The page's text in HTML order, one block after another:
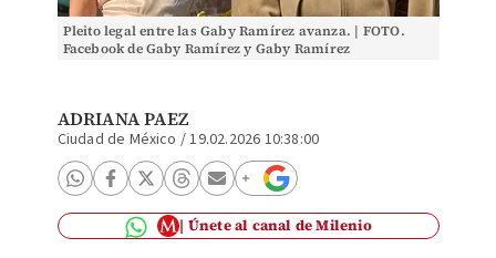
Pleito legal entre las Gaby Ramírez avanza. | FOTO.
Facebook de Gaby Ramírez y Gaby Ramírez
ADRIANA PAEZ
Ciudad de México /19.02.2026 10:38:00
Únete al canal de Milenio